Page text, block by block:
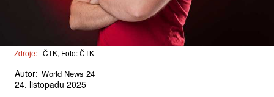
Zdroje: ČTK, Foto: ČTK
Autor: World News 24
24. listopadu 2025